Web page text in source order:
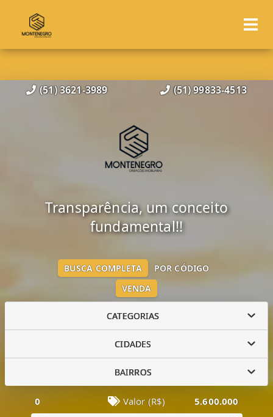
(51) 3621-3989 (51) 99833-4513
Transparência, um conceito
fundamental!!
VENDA
BUSCA COMPLETA POR CÓDIGO
CATEGORIAS
CIDADES
BAIRROS
0 Valor (R$) 5.600.000